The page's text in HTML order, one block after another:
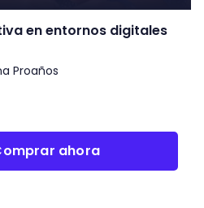
en entornos digitales
Proaños
ahora